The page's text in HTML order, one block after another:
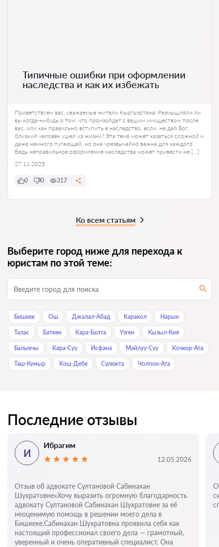
Типичные ошибки при оформлении
наследства и как их избежать
Приветствуем вас, уважаемые жители Кыргызстана! Размышляли ли
вы когда-нибудь о том, что произойдет с вашим имуществом после
вас, или как правильно вступить в наследство, если, не дай Бог,
близкий человек ушел из жизни? Эта тема может казаться сложной и
даже немного пугающей, но она чрезвычайно важна для каждого.
Ведь неправильное оформление наследства может привести не […]
27.11.2025
0 0 317
Ко всем статьям
Выберите город ниже для перехода к
юристам по этой теме:
Бишкек Ош Джалал-Абад Каракол Нарын
Талас Баткен Кара-Балта Узген Кызыл-Кия
Балыкчы Кара-Суу Исфана Майлуу-Суу Кочкор-Ата
Таш-Кумыр Кош-Дебе Сулюкта Чолпон-Ата
Последние отзывы
И
Ибрагим
12.05.2026
Отзыв об адвокате Султановой Сабинахан
Шухратовне«Хочу выразить огромную благодарность
адвокату Султановой Сабинахан Шухратовне за её
неоценимую помощь в решении моего дела в
Бишкеке.Сабинахан Шухратовна проявила себя как
настоящий профессионал своего дела — грамотный,
уверенный и очень оперативный специалист. Она